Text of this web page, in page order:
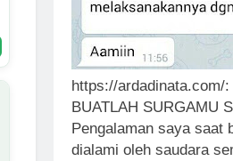
https://ardadinata.com/:
BUATLAH SURGAMU
Pengalaman saya saat
dialami oleh saudara